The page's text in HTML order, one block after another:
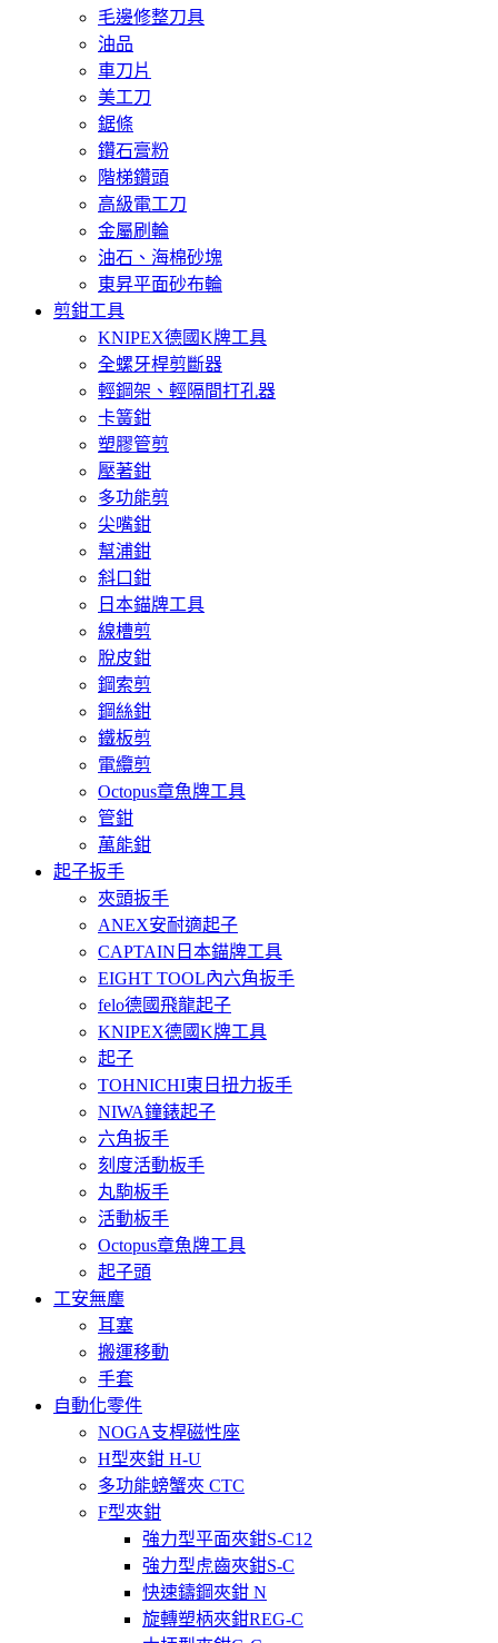
毛邊修整刀具
油品
車刀片
美工刀
鋸條
鑽石膏粉
階梯鑽頭
高級電工刀
金屬刷輪
油石、海棉砂塊
東昇平面砂布輪
剪鉗工具
KNIPEX德國K牌工具
全螺牙桿剪斷器
輕鋼架、輕隔間打孔器
卡簧鉗
塑膠管剪
壓著鉗
多功能剪
尖嘴鉗
幫浦鉗
斜口鉗
日本錨牌工具
線槽剪
脫皮鉗
鋼索剪
鋼絲鉗
鐵板剪
電纜剪
Octopus章魚牌工具
管鉗
萬能鉗
起子扳手
夾頭扳手
ANEX安耐適起子
CAPTAIN日本錨牌工具
EIGHT TOOL內六角扳手
felo德國飛龍起子
KNIPEX德國K牌工具
起子
TOHNICHI東日扭力扳手
NIWA鐘錶起子
六角扳手
刻度活動板手
丸駒板手
活動板手
Octopus章魚牌工具
起子頭
工安無塵
耳塞
搬運移動
手套
自動化零件
NOGA支桿磁性座
H型夾鉗 H-U
多功能螃蟹夾 CTC
F型夾鉗
強力型平面夾鉗S-C12
強力型虎齒夾鉗S-C
快速鑄鋼夾鉗 N
旋轉塑柄夾鉗REG-C